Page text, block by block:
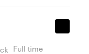
Full time